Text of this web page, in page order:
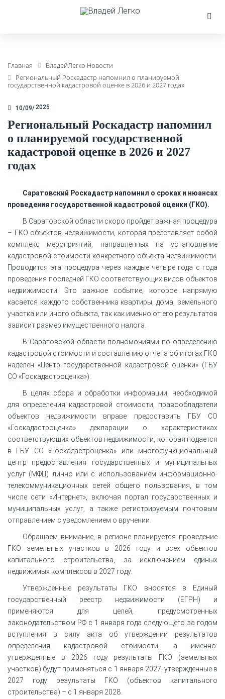
Главная
ВладейЛегко Новости
Региональный Роскадастр напомнил о планируемой
государственной кадастровой оценке в 2026 и 2027 годах
10/09 2025
Региональный Роскадастр напомнил
о планируемой государственной
кадастровой оценке в 2026 и 2027
годах
Саратовский Роскадастр напомнил о сроках и нюансах
проведения государственной кадастровой оценки (ГКО).
В Саратовской области скоро пройдет важная процедура
– ГКО объектов недвижимости, которая представляет собой
комплекс мероприятий, направленных на установление
кадастровой стоимости конкретного объекта недвижимости.
Проводится эта процедура через каждые четыре года с года
проведения последней ГКО соответствующих видов объектов
недвижимости. Это важное событие, которое напрямую
касается каждого собственника квартиры, дома, земельного
участка или иного объекта, так как именно от его результатов
зависит размер имущественного налога.
В Саратовской области полномочиями по определению
кадастровой стоимости и составлению отчета об итогах ГКО
наделен «Центр государственной кадастровой оценки» (ГБУ
СО «Госкадастроценка»).
В целях сбора и обработки информации, необходимой
для определения кадастровой стоимости, правообладатели
объектов недвижимости вправе предоставить ГБУ СО
«Госкадастроценка» декларации о характеристиках
соответствующих объектов недвижимости, которая подается
в ГБУ СО «Госкадастроценка» или многофункциональный
центр предоставления государственных и муниципальных
услуг (МФЦ) лично или с использованием информационно-
телекоммуникационных сетей общего пользования, в том
числе сети «Интернет», включая портал государственных и
муниципальных услуг, а также регистрируемым почтовым
отправлением с уведомлением о вручении.
Обращаем внимание, в регионе планируется проведение
ГКО земельных участков в 2026 году и всех объектов
капитального строительства, за исключением единых
недвижимых комплексов в 2027 году.
Утвержденные результаты ГКО вносятся в Единый
государственный реестр недвижимости (ЕГРН) и
применяются для целей, предусмотренных
законодательством РФ с 1 января года следующего за годом
вступления в силу акта об утверждении результатов
определения кадастровой стоимости, а именно:
утвержденные в 2026 году результаты ГКО (земельных
участков) будут применяться с 1 января 2027, утвержденные в
2027 году результаты ГКО (объектов капитального
строительства) – с 1 января 2028.